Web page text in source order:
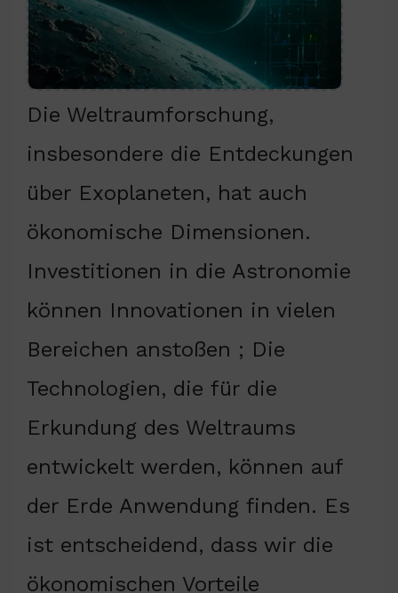
Die Weltraumforschung,
insbesondere die Entdeckungen
über Exoplaneten, hat auch
ökonomische Dimensionen.
Investitionen in die Astronomie
können Innovationen in vielen
Bereichen anstoßen ; Die
Technologien, die für die
Erkundung des Weltraums
entwickelt werden, können auf
der Erde Anwendung finden. Es
ist entscheidend, dass wir die
ökonomischen Vorteile